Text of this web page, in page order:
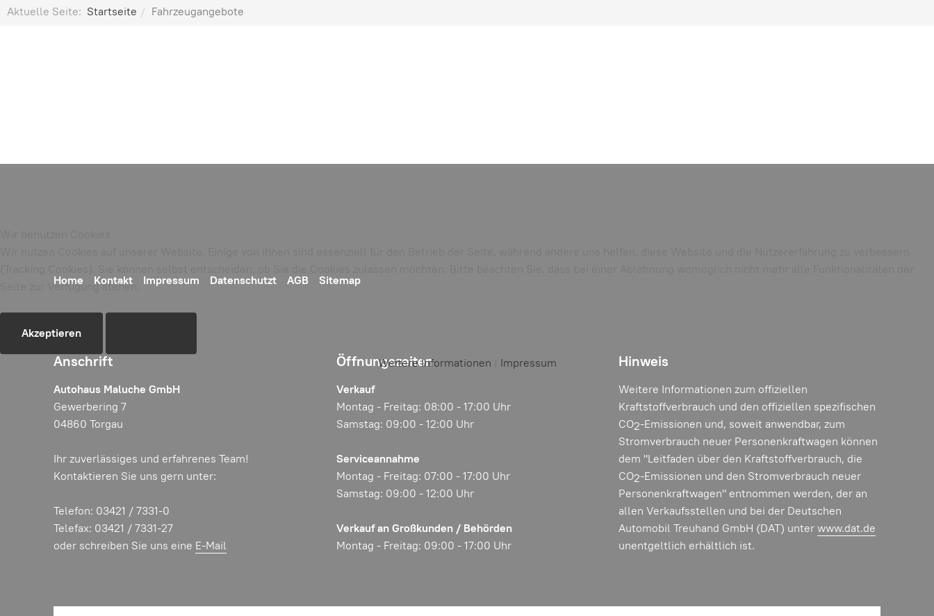
Aktuelle Seite: Startseite Fahrzeugangebote
Home Kontakt Impressum Datenschutzt AGB Sitemap
Anschrift
Autohaus Maluche GmbH
Gewerbering 7
04860 Torgau
Ihr zuverlässiges und erfahrenes Team!
Kontaktieren Sie uns gern unter:
Telefon: 03421 / 7331-0
Telefax: 03421 / 7331-27
oder schreiben Sie uns eine E-Mail
Öffnungszeiten
Verkauf
Montag - Freitag: 08:00 - 17:00 Uhr
Samstag: 09:00 - 12:00 Uhr
Serviceannahme
Montag - Freitag: 07:00 - 17:00 Uhr
Samstag: 09:00 - 12:00 Uhr
Verkauf an Großkunden / Behörden
Montag - Freitag: 09:00 - 17:00 Uhr
Hinweis
Weitere Informationen zum offiziellen
Kraftstoffverbrauch und den offiziellen spezifischen
CO2-Emissionen und, soweit anwendbar, zum
Stromverbrauch neuer Personenkraftwagen können
dem "Leitfaden über den Kraftstoffverbrauch, die
CO2-Emissionen und den Stromverbrauch neuer
Personenkraftwagen" entnommen werden, der an
allen Verkaufsstellen und bei der Deutschen
Automobil Treuhand GmbH (DAT) unterwww.dat.de
unentgeltlich erhältlich ist.
Seite zur Verfügung stehen.
Akzeptieren
Weitere Informationen Impressum